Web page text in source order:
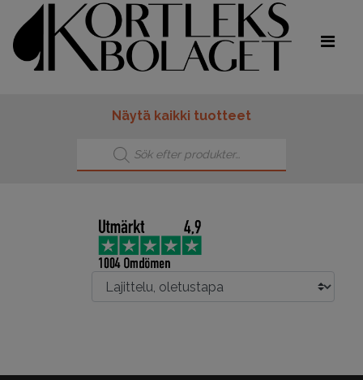
Näytä kaikki tuotteet
Products search